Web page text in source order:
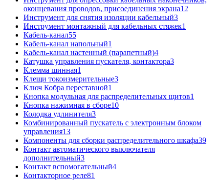
оконцевания проводов, присоединения экрана12
Инструмент для снятия изоляции кабельный3
Инструмент монтажный для кабельных стяжек1
Кабель-канал55
Кабель-канал напольный1
Кабель-канал настенный (парапетный)4
Катушка управления пускателя, контактора3
Клемма шинная1
Клещи токоизмерительные3
Ключ Кобра переставной1
Кнопка модульная для распределительных щитов1
Кнопка нажимная в сборе10
Колодка удлинителя3
Комбинированный пускатель с электронным блоком
управления13
Компоненты для сборки распределительного шкафа39
Контакт автоматического выключателя
дополнительный3
Контакт вспомогательный4
Контакторное реле81